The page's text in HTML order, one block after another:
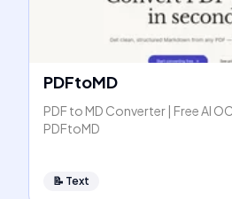
PDFtoMD
PDF to MD Converter | Free AI
PDFtoMD
📝 Text